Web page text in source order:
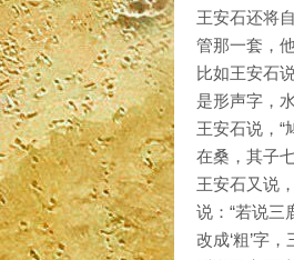
王安石还将
管那一套，
比如王安石
是形声字，
王安石说，“
在桑，其子
王安石又说
说：“若说三
改成‘粗’字